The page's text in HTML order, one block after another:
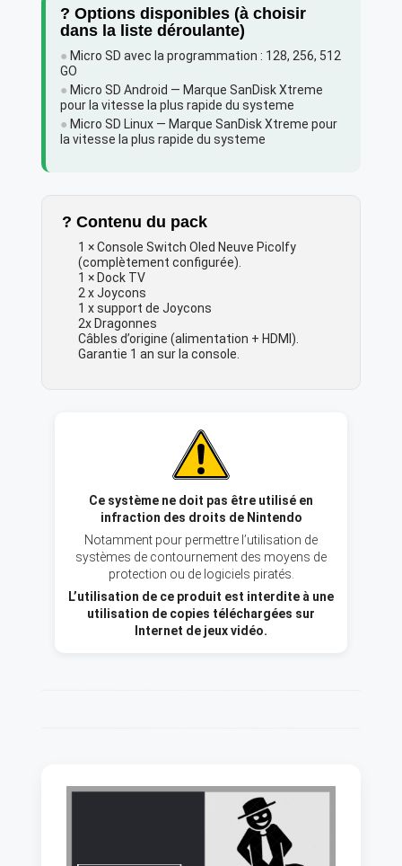
? Options disponibles (à choisir
dans la liste déroulante)
● Micro SD avec la programmation : 128, 256, 512
GO
● Micro SD Android — Marque SanDisk Xtreme
pour la vitesse la plus rapide du systeme
● Micro SD Linux — Marque SanDisk Xtreme pour
la vitesse la plus rapide du systeme
? Contenu du pack
1 × Console Switch Oled Neuve Picolfy
(complètement configurée).
1 × Dock TV
2 x Joycons
1 x support de Joycons
2x Dragonnes
Câbles d’origine (alimentation + HDMI).
Garantie 1 an sur la console.
Ce système ne doit pas être utilisé en
infraction des droits de Nintendo
Notamment pour permettre l’utilisation de
systèmes de contournement des moyens de
protection ou de logiciels piratés.
L’utilisation de ce produit est interdite à une
utilisation de copies téléchargées sur
Internet de jeux vidéo.